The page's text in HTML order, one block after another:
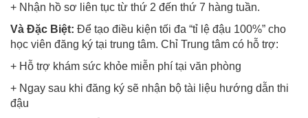
+ Nhận hồ sơ liên tục từ thứ 2 đến thứ 7 hàng tuần.
Và Đặc Biệt: Để tạo điều kiện tối đa “tỉ lệ đậu 100%” cho
học viên đăng ký tại trung tâm. Chỉ Trung tâm có hỗ trợ:
+ Hỗ trợ khám sức khỏe miễn phí tại văn phòng
+ Ngay sau khi đăng ký sẽ nhận bộ tài liệu hướng dẫn thi
đậu